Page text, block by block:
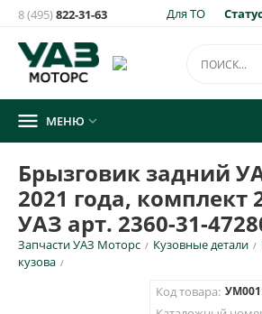
Для ТО
8 (495)822-31-63
 МЕНЮ 
Брызговик задний
2021 года,
УАЗ арт. 2360-31-
Запчасти УАЗ Моторс / Кузовные детали /
кузова /
Код товара:
Уведомить о появлении на
товара:
Брызговик задний УАЗ Профи с 2021
(ОАО УАЗ арт. 2360-31-4728012)
E-mail для уведомления письмом
Номер телефона для SMS уведомления